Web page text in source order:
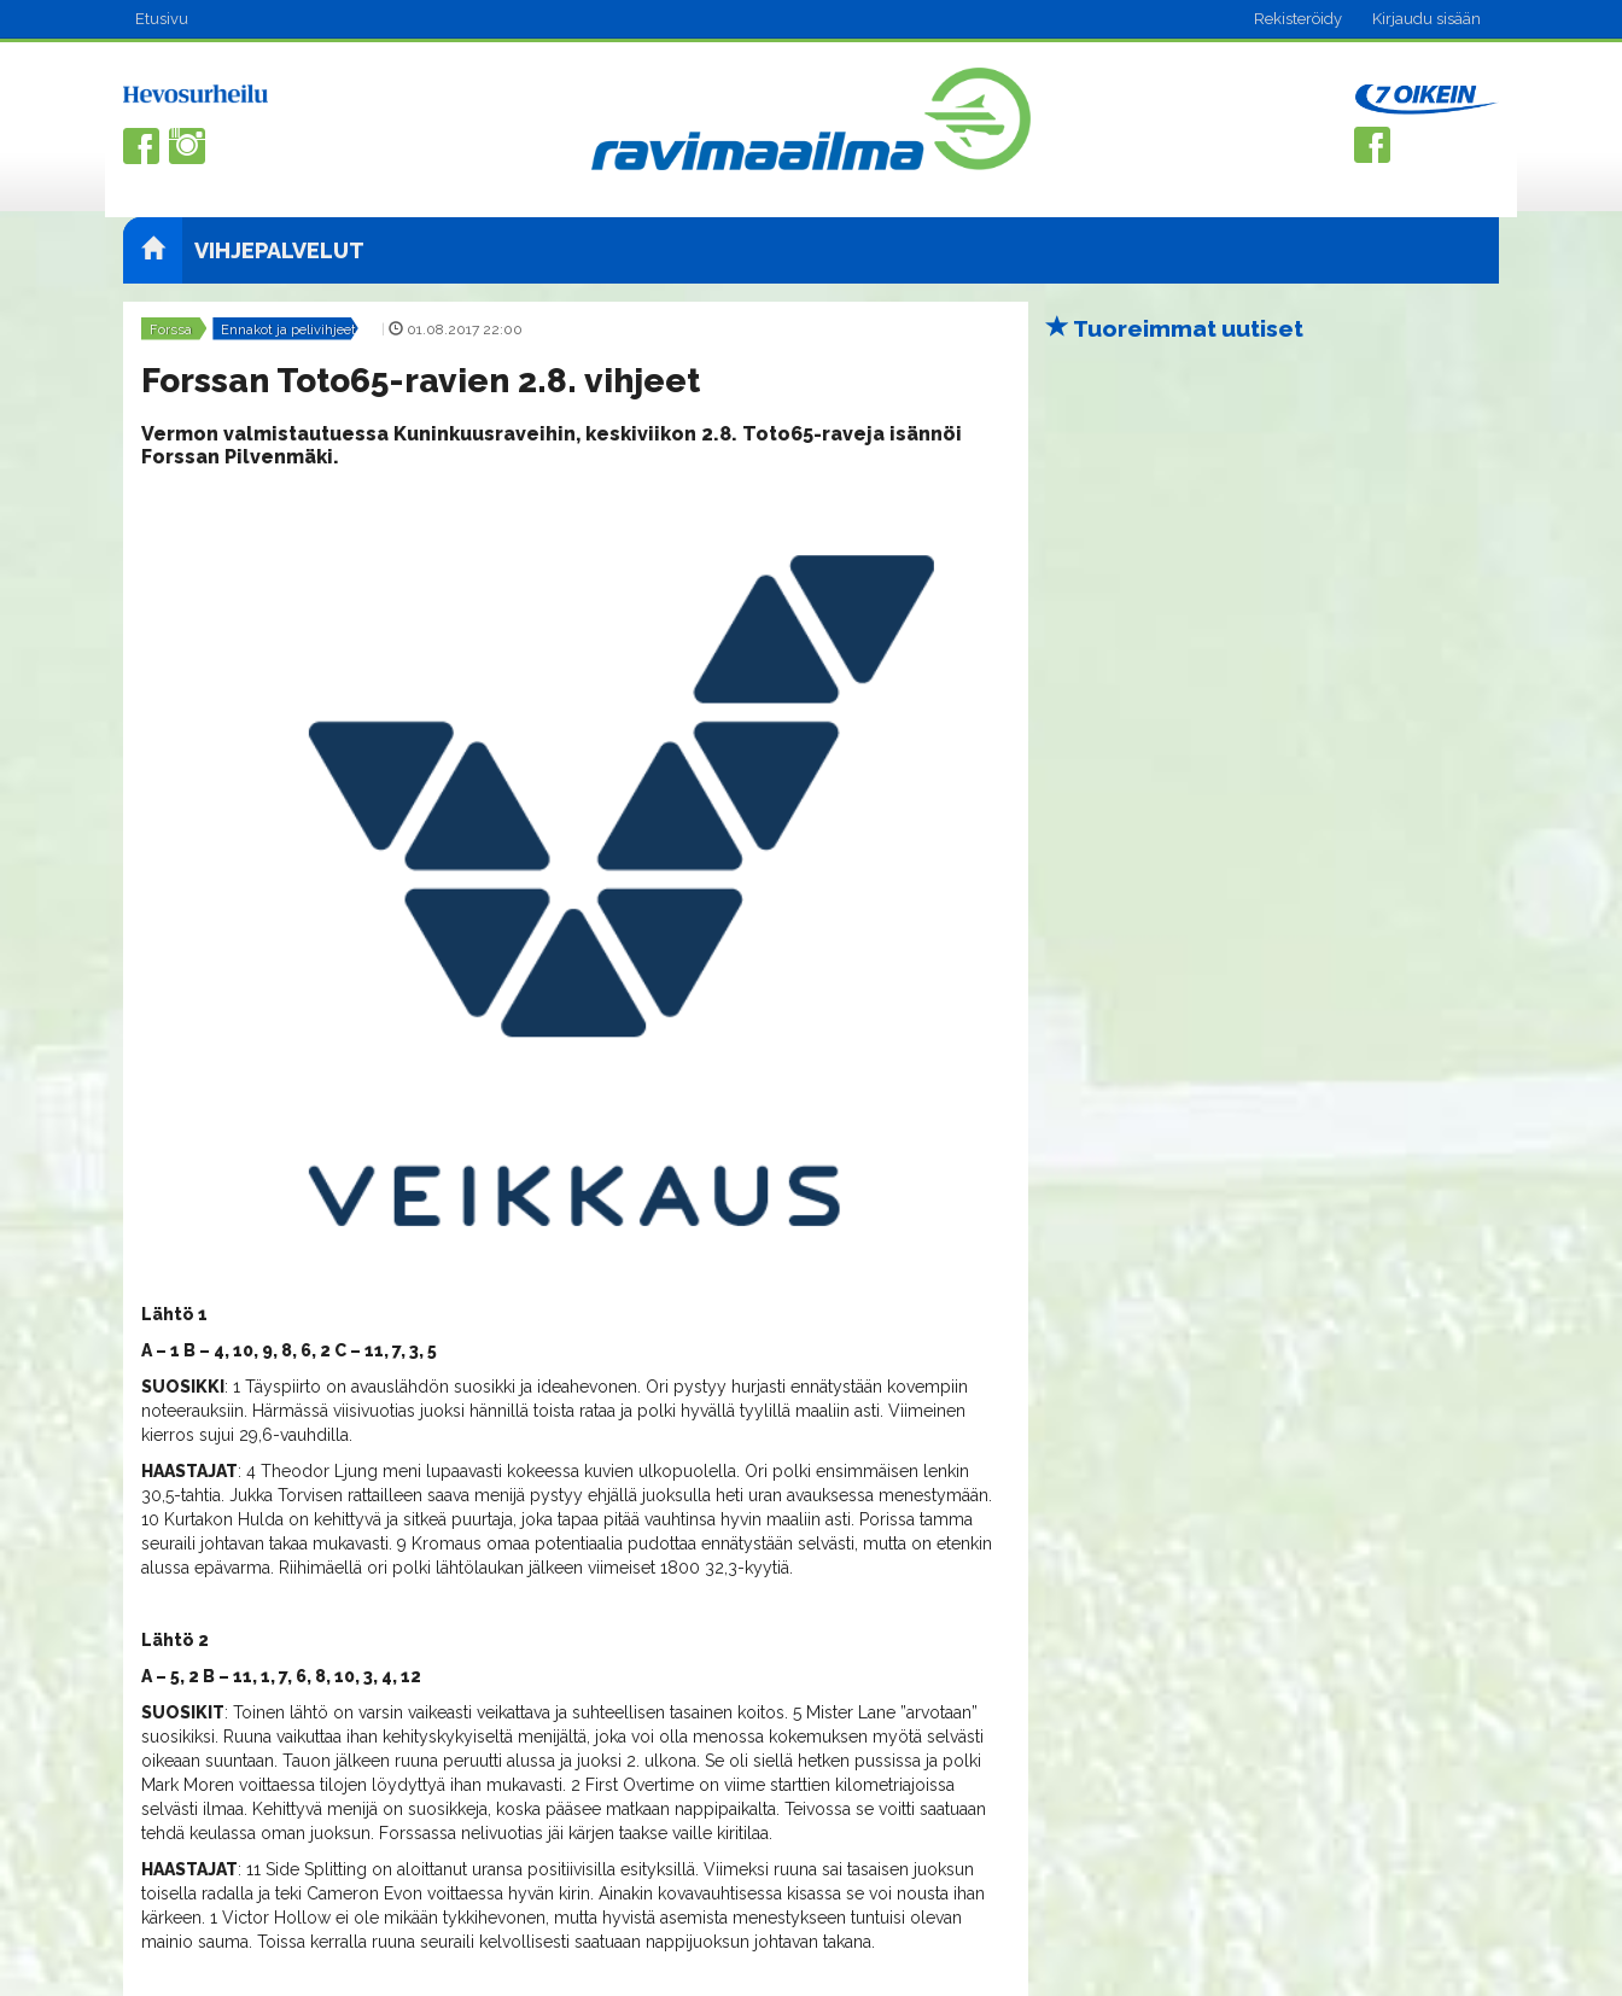
Etusivu Rekisteröidy Kirjaudu sisään
VIHJEPALVELUT
Forssa Ennakot ja pelivihjeet 01.08.2017 22:00
Forssan Toto65-ravien 2.8. vihjeet
Vermon valmistautuessa Kuninkuusraveihin, keskiviikon 2.8. Toto65-raveja isännöi
Forssan Pilvenmäki.
Lähtö 1
A – 1 B – 4, 10, 9, 8, 6, 2 C – 11, 7, 3, 5
SUOSIKKI : 1 Täyspiirto on avauslähdön suosikki ja ideahevonen. Ori pystyy hurjasti ennätystään kovempiin
noteerauksiin. Härmässä viisivuotias juoksi hännillä toista rataa ja polki hyvällä tyylillä maaliin asti. Viimeinen
kierros sujui 29,6-vauhdilla.
HAASTAJAT: 4 Theodor Ljung meni lupaavasti kokeessa kuvien ulkopuolella. Ori polki ensimmäisen lenkin
30,5-tahtia. Jukka Torvisen rattailleen saava menijä pystyy ehjällä juoksulla heti uran avauksessa menestymään.
10 Kurtakon Hulda on kehittyvä ja sitkeä puurtaja, joka tapaa pitää vauhtinsa hyvin maaliin asti. Porissa tamma
seuraili johtavan takaa mukavasti. 9 Kromaus omaa potentiaalia pudottaa ennätystään selvästi, mutta on etenkin
alussa epävarma. Riihimäellä ori polki lähtölaukan jälkeen viimeiset 1800 32,3-kyytiä.
Lähtö 2
A – 5, 2 B – 11, 1, 7, 6, 8, 10, 3, 4, 12
SUOSIKIT: Toinen lähtö on varsin vaikeasti veikattava ja suhteellisen tasainen koitos. 5 Mister Lane ”arvotaan”
suosikiksi. Ruuna vaikuttaa ihan kehityskykyiseltä menijältä, joka voi olla menossa kokemuksen myötä selvästi
oikeaan suuntaan. Tauon jälkeen ruuna peruutti alussa ja juoksi 2. ulkona. Se oli siellä hetken pussissa ja polki
Mark Moren voittaessa tilojen löydyttyä ihan mukavasti. 2 First Overtime on viime starttien kilometriajoissa
selvästi ilmaa. Kehittyvä menijä on suosikkeja, koska pääsee matkaan nappipaikalta. Teivossa se voitti saatuaan
tehdä keulassa oman juoksun. Forssassa nelivuotias jäi kärjen taakse vaille kiritilaa.
HAASTAJAT: 11 Side Splitting on aloittanut uransa positiivisilla esityksillä. Viimeksi ruuna sai tasaisen juoksun
toisella radalla ja teki Cameron Evon voittaessa hyvän kirin. Ainakin kovavauhtisessa kisassa se voi nousta ihan
kärkeen. 1 Victor Hollow ei ole mikään tykkihevonen, mutta hyvistä asemista menestykseen tuntuisi olevan
mainio sauma. Toissa kerralla ruuna seuraili kelvollisesti saatuaan nappijuoksun johtavan takana.
Tuoreimmat uutiset